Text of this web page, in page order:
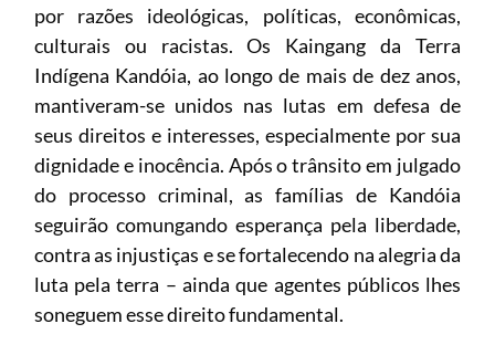
por razões ideológicas, políticas, econômicas,
culturais ou racistas. Os Kaingang da Terra
Indígena Kandóia, ao longo de mais de dez anos,
mantiveram-se unidos nas lutas em defesa de
seus direitos e interesses, especialmente por sua
dignidade e inocência. Após o trânsito em julgado
do processo criminal, as famílias de Kandóia
seguirão comungando esperança pela liberdade,
contra as injustiças e se fortalecendo na alegria da
luta pela terra – ainda que agentes públicos lhes
soneguem esse direito fundamental.